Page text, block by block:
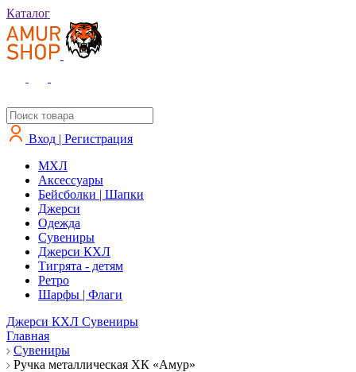
Каталог
Вход | Регистрация
MXЛ
Аксессуары
Бейсболки | Шапки
Джерси
Одежда
Сувениры
Джерси КХЛ
Тигрята - детям
Ретро
Шарфы | Флаги
Джерси КХЛ Сувениры
Главная
Сувениры
Ручка металлическая ХК «Амур»